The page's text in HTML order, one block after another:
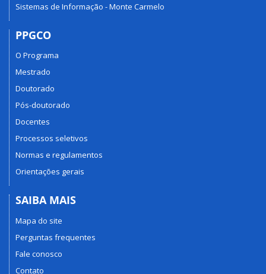
Sistemas de Informação - Monte Carmelo
PPGCO
O Programa
Mestrado
Doutorado
Pós-doutorado
Docentes
Processos seletivos
Normas e regulamentos
Orientações gerais
SAIBA MAIS
Mapa do site
Perguntas frequentes
Fale conosco
Contato